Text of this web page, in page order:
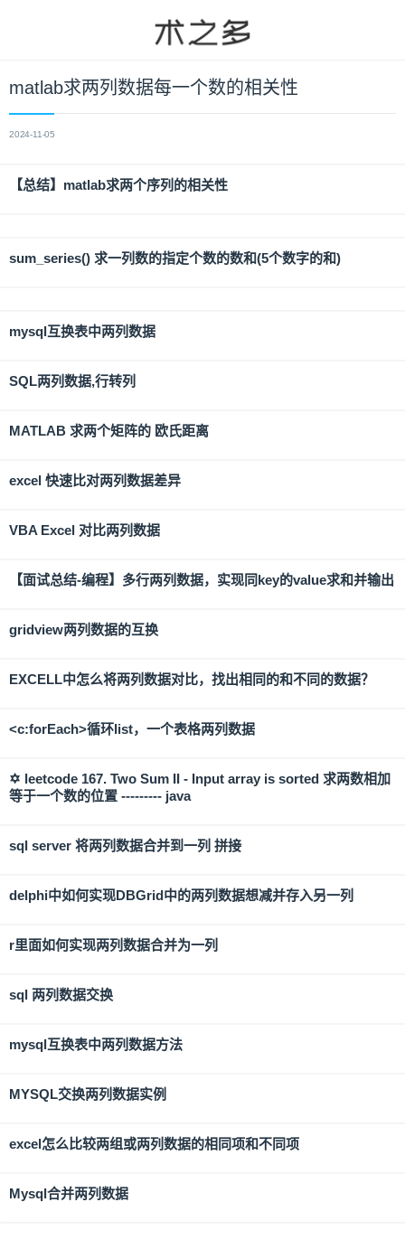
matlab求两列数据每一个数的相关性
2024-11-05
【总结】matlab求两个序列的相关性
sum_series() 求一列数的指定个数的数和(5个数字的和)
mysql互换表中两列数据
SQL两列数据,行转列
MATLAB 求两个矩阵的 欧氏距离
excel 快速比对两列数据差异
VBA Excel 对比两列数据
【面试总结-编程】多行两列数据，实现同key的value求和并输出
gridview两列数据的互换
EXCELL中怎么将两列数据对比，找出相同的和不同的数据？
<c:forEach>循环list，一个表格两列数据
✡ leetcode 167. Two Sum II - Input array is sorted 求两数相加
等于一个数的位置 --------- java
sql server 将两列数据合并到一列 拼接
delphi中如何实现DBGrid中的两列数据想减并存入另一列
r里面如何实现两列数据合并为一列
sql 两列数据交换
mysql互换表中两列数据方法
MYSQL交换两列数据实例
excel怎么比较两组或两列数据的相同项和不同项
Mysql合并两列数据